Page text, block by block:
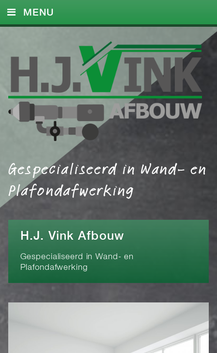
Gespecialiseerd in Wand- en
Plafondafwerking
MENU
DIENSTEN
REFERENTIES
CONTACT
H.J. Vink Afbouw
Gespecialiseerd in Wand- en
Plafondafwerking